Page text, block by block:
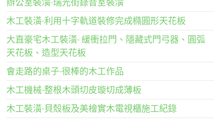
木工裝潢-利用十字軌道裝修完成橢圓形天花板
大直豪宅木工裝潢- 緩衝拉門、隱藏式門弓器、圓弧
天花板、造型天花板
會走路的桌子-很棒的木工作品
木工機械-整根木頭切皮璇切成薄板
木工裝潢-貝殼板及美檜實木電視櫃施工紀錄